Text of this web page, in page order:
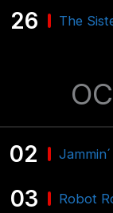
26 The
02
03 Robot